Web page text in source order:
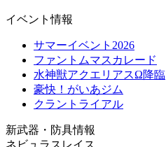
イベント情報
サマーイベント2026
ファントムマスカレード
水神獣アクエリアスΩ降臨
豪快！がいあジム
クラントライアル
新武器・防具情報
ネビュラスレイス